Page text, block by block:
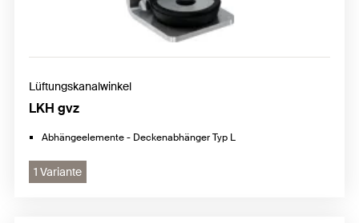
Lüftungskanalwinkel
LKH gvz
Abhängeelemente - Deckenabhänger Typ L
1 Variante